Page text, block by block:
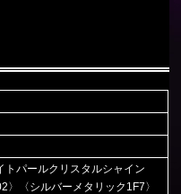
トパールクリスタルシャイン
〉〈シルバーメタリック1F7〉